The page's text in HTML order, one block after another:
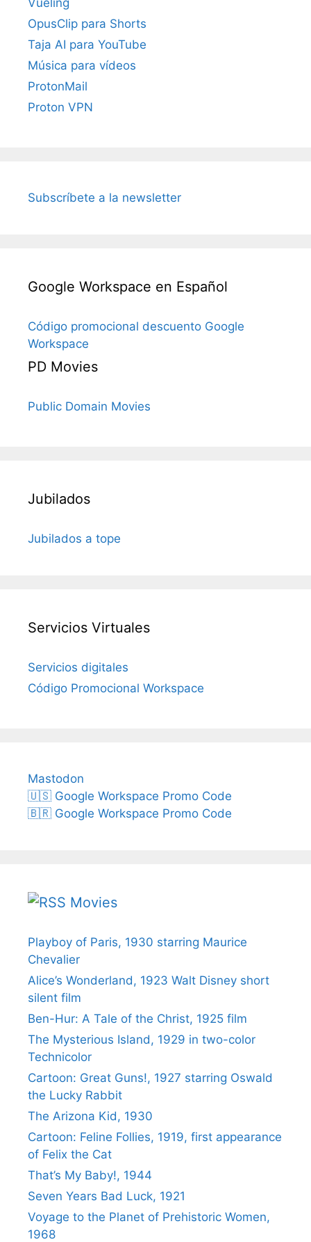
OpusClip para Shorts
Taja AI para YouTube
Música para vídeos
ProtonMail
Proton VPN
Subscríbete a la newsletter
Google Workspace en Español
Código promocional descuento Google
Workspace
PD Movies
Public Domain Movies
Jubilados
Jubilados a tope
Servicios Virtuales
Servicios digitales
Código Promocional Workspace
Mastodon
🇺🇸 Google Workspace Promo Code
🇧🇷 Google Workspace Promo Code
Movies
Playboy of Paris, 1930 starring Maurice
Chevalier
Alice’s Wonderland, 1923 Walt Disney short
silent film
Ben-Hur: A Tale of the Christ, 1925 film
The Mysterious Island, 1929 in two-color
Technicolor
Cartoon: Great Guns!, 1927 starring Oswald
the Lucky Rabbit
The Arizona Kid, 1930
Cartoon: Feline Follies, 1919, first appearance
of Felix the Cat
That’s My Baby!, 1944
Seven Years Bad Luck, 1921
Voyage to the Planet of Prehistoric Women,
1968